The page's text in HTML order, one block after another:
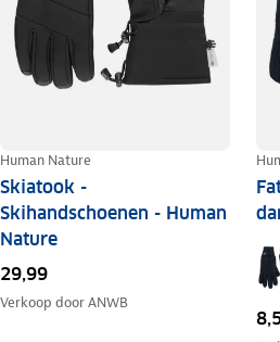
Human Nature
Skiatook -
Skihandschoenen - Human
Nature
29,99
Verkoop doorANWB